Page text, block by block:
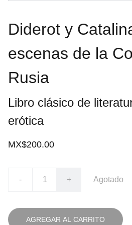
Diderot y
escenas de la
Rusia
Libro clásico de
erótica
MX$200.00
- + Agotado
AGREGAR AL CARRITO